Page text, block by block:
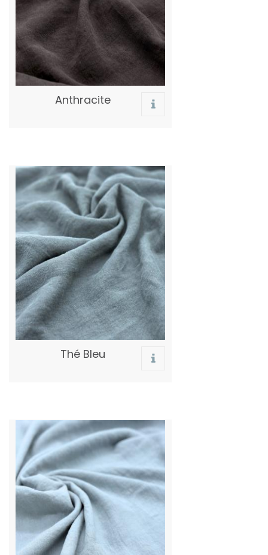
Anthracite
Thé Bleu